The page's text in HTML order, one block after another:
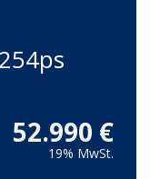
52.990 €
19% MwSt.